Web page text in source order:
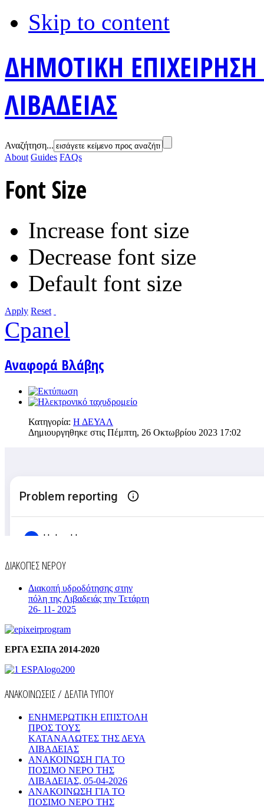
Skip to content
ΔΗΜΟΤΙΚΗ
ΛΙΒΑΔΕΙΑΣ
Αναζήτηση...
About Guides FAQs
Font Size
Increase font size
Decrease font size
Default font size
Apply Reset
Cpanel
Αναφορά Βλάβης
Κατηγορία: Η ΔΕΥΑΛ
Δημιουργηθηκε στις Πέμπτη, 26 Οκτωβρίου 2023 17:02
ΔΙΑΚΟΠΕΣ ΝΕΡΟΥ
Διακοπή υδροδότησης στην
πόλη της Λιβαδειάς την Τετάρτη
26- 11- 2025
ΕΡΓΑ ΕΣΠΑ 2014-2020
ΑΝΑΚΟΙΝΩΣΕΙΣ / ΔΕΛΤΙΑ ΤΥΠΟΥ
ΕΝΗΜΕΡΩΤΙΚΗ ΕΠΙΣΤΟΛΗ
ΠΡΟΣ ΤΟΥΣ
ΚΑΤΑΝΑΛΩΤΕΣ ΤΗΣ ΔΕΥΑ
ΛΙΒΑΔΕΙΑΣ
ΑΝΑΚΟΙΝΩΣΗ ΓΙΑ ΤΟ
ΠΟΣΙΜΟ ΝΕΡΟ ΤΗΣ
ΛΙΒΑΔΕΙΑΣ, 05-04-2026
ΑΝΑΚΟΙΝΩΣΗ ΓΙΑ ΤΟ
ΠΟΣΙΜΟ ΝΕΡΟ ΤΗΣ